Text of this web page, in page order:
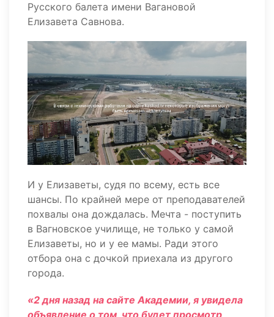
Русского балета имени Вагановой
Елизавета Савнова.
И у Елизаветы, судя по всему, есть все
шансы. По крайней мере от преподавателей
похвалы она дождалась. Мечта - поступить
в Вагновское училище, не только у самой
Елизаветы, но и у ее мамы. Ради этого
отбора она с дочкой приехала из другого
города.
«2 дня назад на сайте Академии, я увидела
объявление о том, что будет просмотр